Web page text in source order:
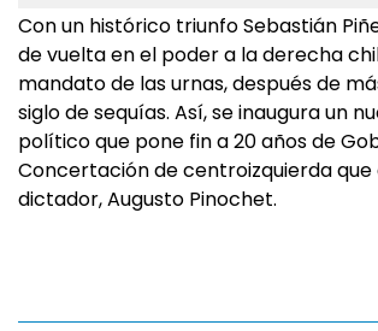
Con un histórico triunfo Sebastián
de vuelta en el poder a la derecha
mandato de las urnas, después de
siglo de sequías. Así, se inaugura un
político que pone fin a 20 años de
Concertación de centroizquierda
dictador, Augusto Pinochet.